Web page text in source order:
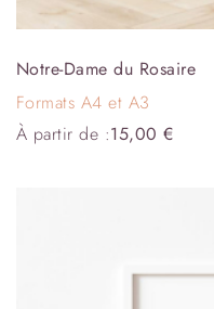
Notre-Dame du Rosaire
Formats A4 et A3
À partir de :15,00€